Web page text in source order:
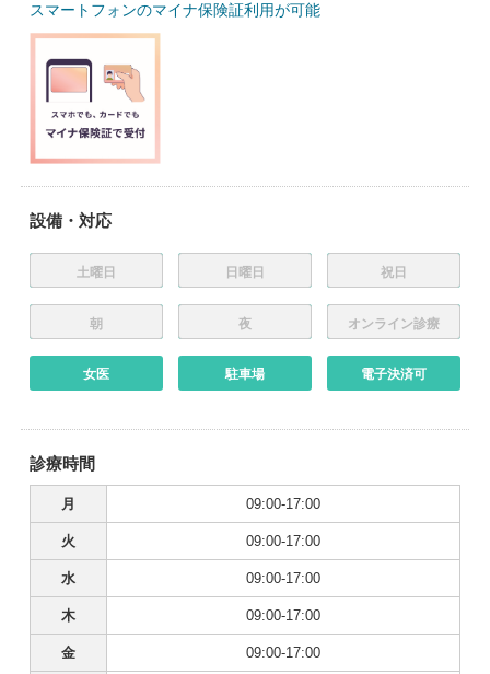
スマートフォンのマイナ保険証利用が可能
設備・対応
土曜日 日曜日 祝日
朝 夜 オンライン診療
女医 駐車場 電子決済可
診療時間
月 09:00-17:00
火 09:00-17:00
水 09:00-17:00
木 09:00-17:00
金 09:00-17:00